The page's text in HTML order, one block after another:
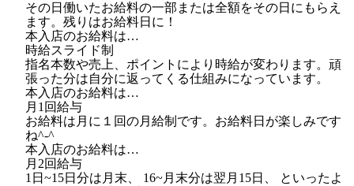
その日働いたお給料の一部または全額をその日にもらえ
ます。残りはお給料日に！
本入店のお給料は…
時給スライド制
指名本数や売上、ポイントにより時給が変わります。頑
張った分は自分に返ってくる仕組みになっています。
本入店のお給料は…
月1回給与
お給料は月に１回の月給制です。お給料日が楽しみです
ね^-^
本入店のお給料は…
月2回給与
1日~15日分は月末、 16~月末分は翌月15日、 といったよ